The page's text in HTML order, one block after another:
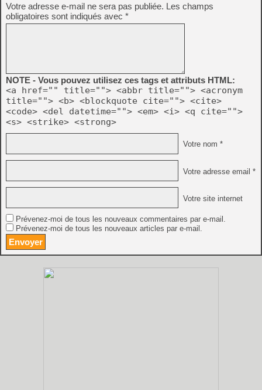
Votre adresse e-mail ne sera pas publiée. Les champs
obligatoires sont indiqués avec *
NOTE - Vous pouvez utilisez ces tags et attributs HTML:
<a href="" title=""> <abbr title=""> <acronym
title=""> <b> <blockquote cite=""> <cite>
<code> <del datetime=""> <em> <i> <q cite="">
<s> <strike> <strong>
Votre nom *
Votre adresse email *
Votre site internet
Prévenez-moi de tous les nouveaux commentaires par e-mail.
Prévenez-moi de tous les nouveaux articles par e-mail.